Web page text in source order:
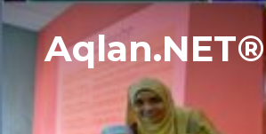
Aqlan.NET®